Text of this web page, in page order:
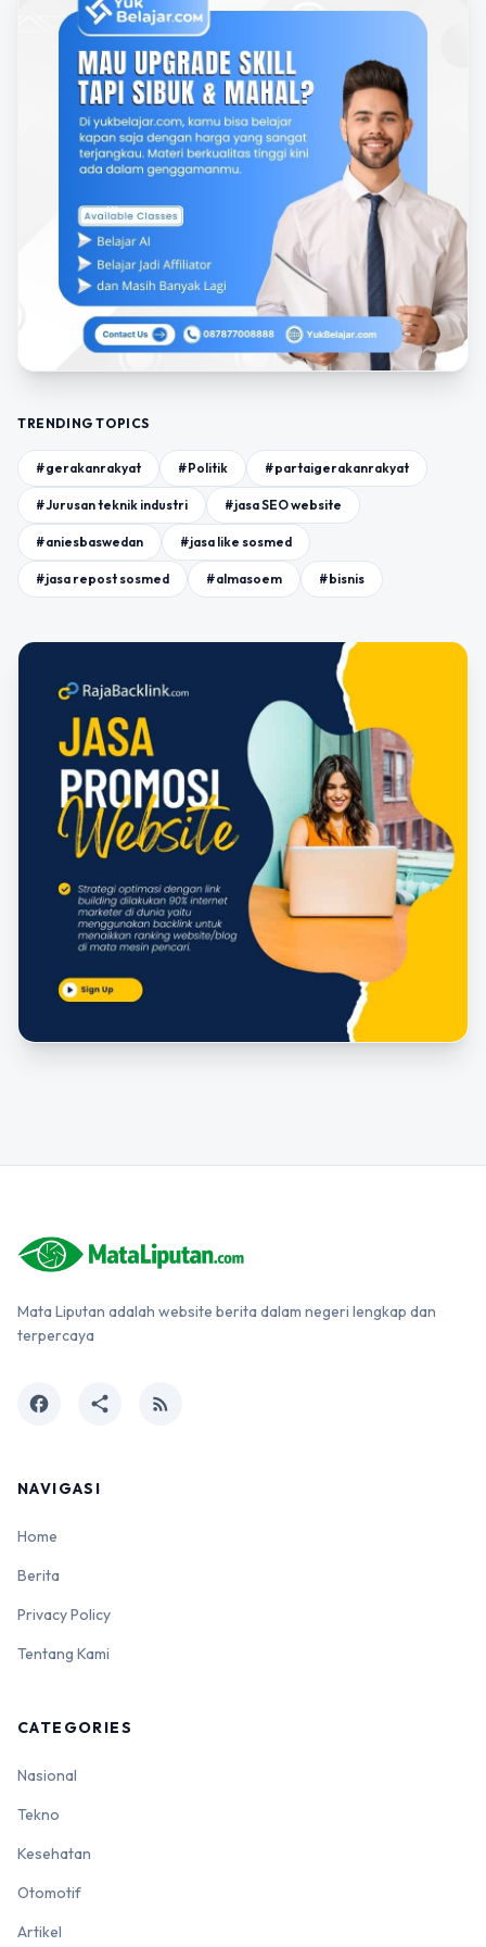
TRENDING TOPICS
#gerakanrakyat #Politik #partaigerakanrakyat
#Jurusan teknik industri #jasa SEO website
#aniesbaswedan #jasa like sosmed
#jasa repost sosmed #almasoem #bisnis
Mata Liputan adalah website berita dalam negeri lengkap dan
terpercaya
facebook share rss_feed
NAVIGASI
Home
Berita
Privacy Policy
Tentang Kami
CATEGORIES
Nasional
Tekno
Kesehatan
Otomotif
Artikel